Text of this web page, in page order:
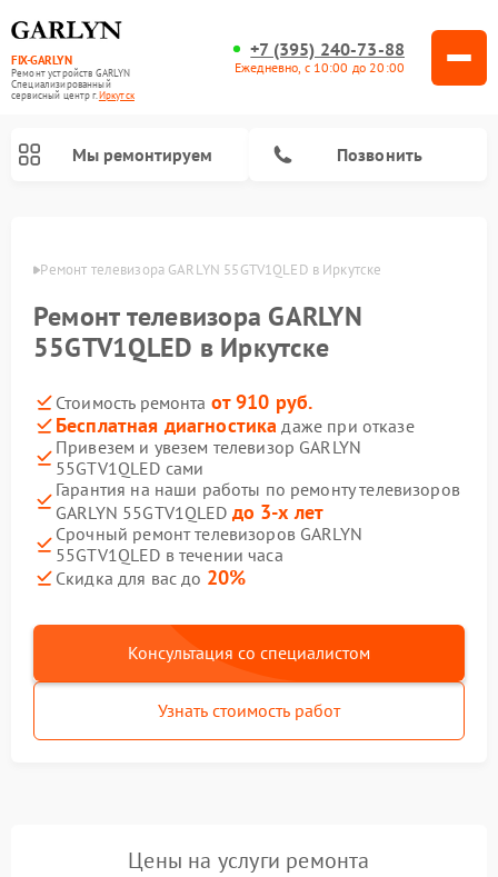
FIX-GARLYN
Ремонт устройств GARLYN
Специализированный
cервисный центр г.Иркутск
+7 (395) 240-73-88
Ежедневно, с 10:00 до 20:00
Мы ремонтируем Позвонить
Ремонт телевизора GARLYN 55GTV1QLED в Иркутске
Ремонт телевизора GARLYN
55GTV1QLED в Иркутске
Стоимость ремонта от 910 руб.
Бесплатная диагностика даже при отказе
Привезем и увезем телевизор GARLYN
55GTV1QLED сами
Гарантия на наши работы по ремонту телевизоров
GARLYN 55GTV1QLED до 3-х лет
Срочный ремонт телевизоров GARLYN
55GTV1QLED в течении часа
Скидка для вас до 20%
Консультация со специалистом
Узнать стоимость работ
Цены на услуги ремонта